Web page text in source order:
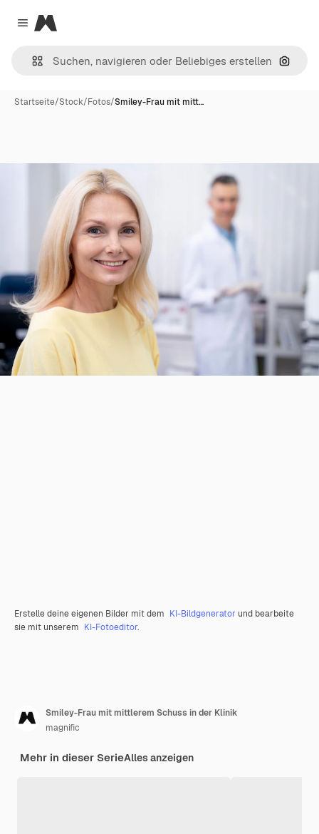
Close menu
Magnific
Nach
Startseite/Stock/Fotos/Smiley-Frau mit mitt…
Erstelle deine eigenen Bilder mit dem KI-Bildgenerator und bearbeite
sie mit unserem KI-Fotoeditor.
Smiley-Frau mit mittlerem Schuss in der Klinik
magnific
Mehr in dieser SerieAlles anzeigen